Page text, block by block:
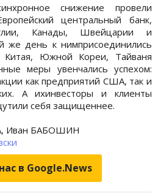
снижение провели
центральный банк,
Канады, Швейцарии и
день к нимприсоединились
Южной Кореи, Тайваня
меры увенчались успехом:
как предприятий США, так и
А ихинвесторы и клиенты
себя защищеннее.
Иван БАБОШИН
в Google.News